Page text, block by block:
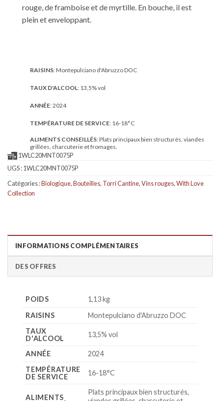
rouge, de framboise et de myrtille. En bouche, il est
plein et enveloppant.
RAISINS: Montepulciano d'Abruzzo DOC
TAUX D'ALCOOL: 13,5% vol
ANNÉE: 2024
TEMPÉRATURE DE SERVICE: 16-18°C
ALIMENTS CONSEILLÉS: Plats principaux bien structurés, viandes
grillées, charcuterie et fromages.
1WLC20MNT0075P
UGS :1WLC20MNT0075P
Catégories :Biologique,Bouteilles, Torri Cantine,Vins rouges,With Love
Collection
INFORMATIONS COMPLÉMENTAIRES
DES OFFRES
POIDS
1,13 kg
RAISINS
Montepulciano d'Abruzzo DOC
TAUX
D'ALCOOL
13,5% vol
ANNÉE
2024
TEMPÉRATURE
DE SERVICE
16-18°C
ALIMENTS
Plats principaux bien structurés,